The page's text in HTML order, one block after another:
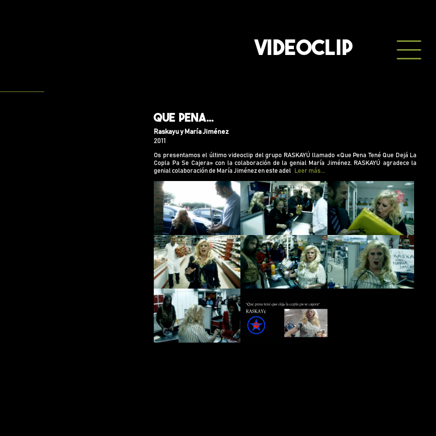
VIDEOCLIP
Que Pena...
Raskayu y María Jiménez
2011
Os presentamos el último videoclip del grupo RASKAYÚ llamado «Que Pena Tené Que Dejá La
Copla Pa Se Cajera» con la colaboración de la genial María Jiménez. RASKAYÚ agradece la
genial colaboración de María Jiménez en este adel
Leer más...
Os presentamos el último videoclip del grupo RASKAYÚ llamado «Que
Pena Tené Que Dejá La Copla Pa Se Cajera» con la colaboración de la
genial María Jiménez. RASKAYÚ agradece la genial colaboración de
María Jiménez en este adelanto de su álbum «Más Vale Sólo Que Bien
Acompañado» en el que cuenta con otras colaboraciones de grandes
artistas como «La Tata», Viky Luna (ex componente de «Las Niñas») y